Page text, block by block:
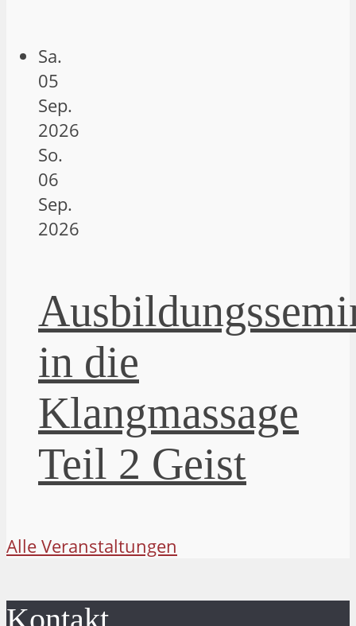
Sa.
05
Sep.
2026
So.
06
Sep.
2026
in die
Klangmassage
Teil 2 Geist
Alle Veranstaltungen